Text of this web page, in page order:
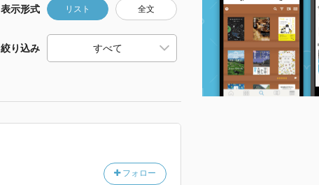
表示形式 リスト 全文
絞り込み
フォロー